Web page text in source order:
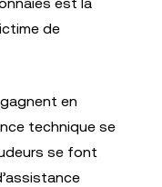
de
en
technique se
se font